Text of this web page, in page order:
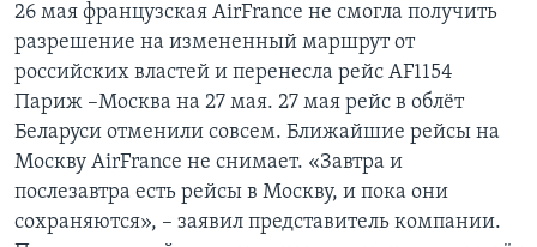
26 мая французская AirFrance не смогла получить
разрешение на измененный маршрут от
российских властей и перенесла рейс AF1154
Париж –Москва на 27 мая. 27 мая рейс в облёт
Беларуси отменили совсем. Ближайшие рейсы на
Москву AirFrance не снимает. «Завтра и
послезавтра есть рейсы в Москву, и пока они
сохраняются», – заявил представитель компании.